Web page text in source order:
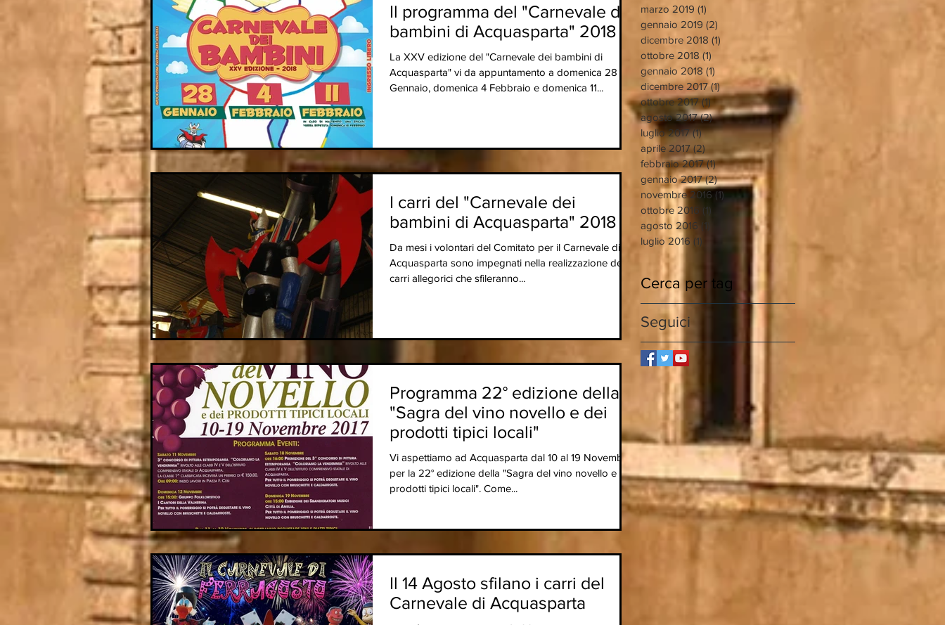
Il programma del "Carnevale dei
bambini di Acquasparta" 2018
La XXV edizione del "Carnevale dei bambini di
Acquasparta" vi da appuntamento a domenica 28
Gennaio, domenica 4 Febbraio e domenica 11...
I carri del "Carnevale dei
bambini di Acquasparta" 2018
Da mesi i volontari del Comitato per il Carnevale di
Acquasparta sono impegnati nella realizzazione dei
carri allegorici che sfileranno...
Programma 22° edizione della
"Sagra del vino novello e dei
prodotti tipici locali"
Vi aspettiamo ad Acquasparta dal 10 al 19 Novembre
per la 22° edizione della "Sagra del vino novello e dei
prodotti tipici locali". Come...
Il 14 Agosto sfilano i carri del
Carnevale di Acquasparta
marzo 2019 (1)
gennaio 2019 (2)
dicembre 2018 (1)
ottobre 2018 (1)
gennaio 2018 (1)
dicembre 2017 (1)1 post
ottobre 2017 (1)1 post
agosto 2017 (2)2 post
luglio 2017 (1)1 post
aprile 2017 (2)
febbraio 2017 (1)1 post
gennaio 2017 (2)2 post
novembre 2016 (1) 1 post
ottobre 2016 (1)
agosto 2016 (1)
luglio 2016 (1)
Cerca per tag
Seguici